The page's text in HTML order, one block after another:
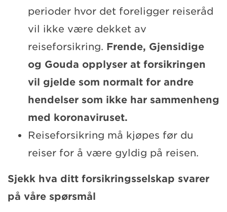
perioder hvor det foreligger reiseråd
vil ikke være dekket av
reiseforsikring. Frende, Gjensidige
og Gouda opplyser at forsikringen
vil gjelde som normalt for andre
hendelser som ikke har sammenheng
med koronaviruset.
Reiseforsikring må kjøpes før du
reiser for å være gyldig på reisen.
Sjekk hva ditt forsikringsselskap svarer
på våre spørsmål